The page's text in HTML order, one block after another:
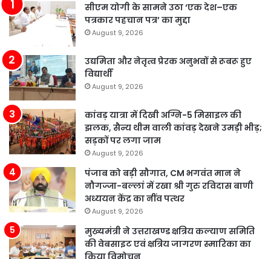
सीएम योगी के सामने उठा ‘एक देश–एक
पत्रकार पहचान पत्र’ का मुद्दा
August 9, 2026
उद्यमिता और नेतृत्व प्रेरक अनुभवों से रूबरू हुए
विद्यार्थी
August 9, 2026
कांवड़ यात्रा में दिखी अग्नि-5 मिसाइल की
झलक, सैन्य थीम वाली कांवड़ देखने उमड़ी भीड़;
सड़कों पर लगा जाम
August 9, 2026
पंजाब को बड़ी सौगात, CM भगवंत मान ने
नौगज्जा-बल्लां में रखा श्री गुरु रविदास बाणी
अध्ययन केंद्र का नींव पत्थर
August 9, 2026
मुख्यमंत्री ने उत्तराखण्ड क्षत्रिय कल्याण समिति
की वेबसाइट एवं क्षत्रिय जागरण स्मारिका का
किया विमोचन